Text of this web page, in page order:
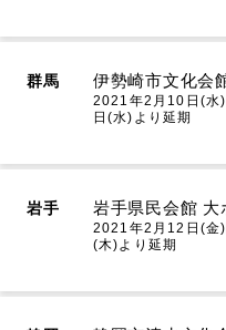
群馬 伊勢崎市文化会
2021年2月10日(
日(水)より延期
岩手 岩手県民会館 大
2021年2月12日(
(木)より延期